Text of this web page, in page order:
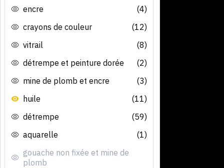
encre
(4)
crayons de couleur
(12)
vitrail
(8)
détrempe et peinture dorée
(2)
mine de plomb et encre
(3)
huile
(11)
détrempe
(59)
aquarelle
(1)
gouache non fixée et mine de
plomb